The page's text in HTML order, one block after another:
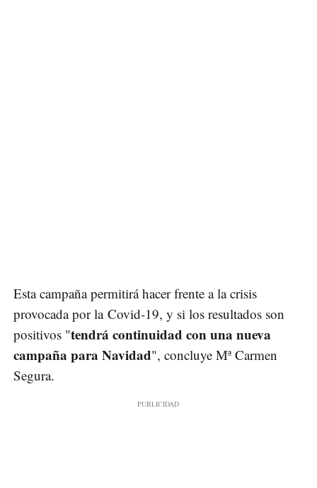
Esta campaña permitirá hacer frente a la crisis
provocada por la Covid-19, y si los resultados son
positivos "tendrá continuidad con una nueva
campaña para Navidad", concluye Mª Carmen
Segura.